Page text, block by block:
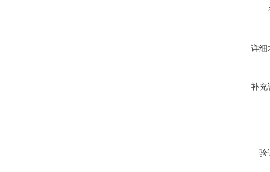
详细
补充
验